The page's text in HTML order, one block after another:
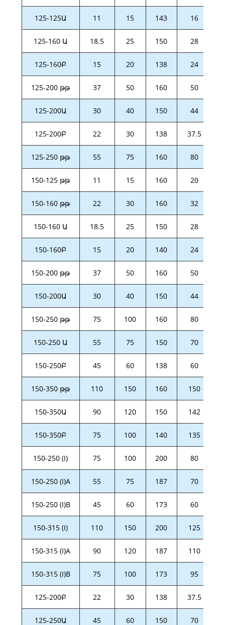
125-125Ա 11 15 143 16
125-160 Ա 18.5 25 150 28
125-160Բ 15 20 138 24
125-200 թթ 37 50 160 50
125-200Ա 30 40 150 44
125-200Բ 22 30 138 37.5
125-250 թթ 55 75 160 80
150-125 թթ 11 15 160 20
150-160 թթ 22 30 160 32
150-160 Ա 18.5 25 150 28
150-160Բ 15 20 140 24
150-200 թթ 37 50 160 50
150-200Ա 30 40 150 44
150-250 թթ 75 100 160 80
150-250 Ա 55 75 150 70
150-250Բ 45 60 138 60
150-350 թթ 110 150 160 150
150-350Ա 90 120 150 142
150-350Բ 75 100 140 135
150-250 (I) 75 100 200 80
150-250 (I)A 55 75 187 70
150-250 (I)B 45 60 173 60
150-315 (I) 110 150 200 125
150-315 (I)A 90 120 187 110
150-315 (I)B 75 100 173 95
125-200Բ 22 30 138 37.5
125-250Ա 45 60 150 70